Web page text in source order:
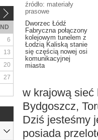
źródło: materiały
prasowe
Dworzec Łódź
Fabryczna połączony
kolejowym tunelem z
Łodzią Kaliską stanie
się częścią nowej osi
komunikacyjnej
miasta
w krajową sieć
Bydgoszcz,
Dziś jesteśmy
posiada
ND
6
13
20
27